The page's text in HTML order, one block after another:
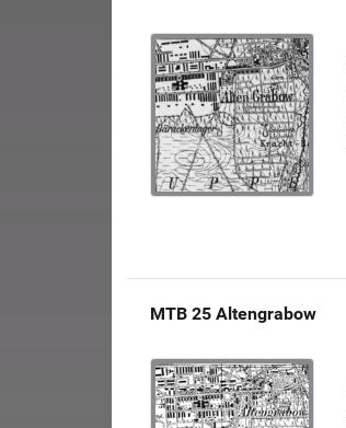
MTB 25 Altengrabow